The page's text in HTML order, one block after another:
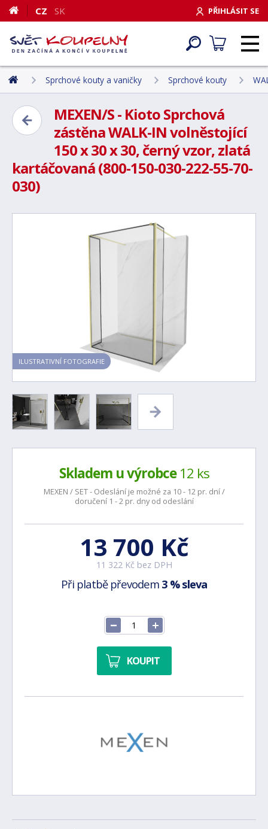
PŘIHLÁSIT SE
CZ SK
Sprchové kouty a vaničky Sprchové kouty
MEXEN/S - Kioto Sprchová
zástěna WALK-IN volněstojící
150 x 30 x 30, černý vzor, zlatá
kartáčovaná (800-150-030-222-55-70-
030)
ILUSTRATIVNÍ FOTOGRAFIE
Skladem u výrobce12 ks
MEXEN / SET - Odeslání je možné za 10 - 12 pr. dní /
doručení 1 - 2 pr. dny od odeslání
13 700 Kč
11 322 Kč bez DPH
Při platbě převodem 3 % sleva
KOUPIT